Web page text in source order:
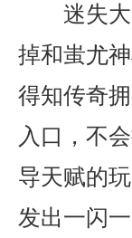
迷失
掉和蚩尤
得知传奇
入口，不
导天赋的
发出一闪